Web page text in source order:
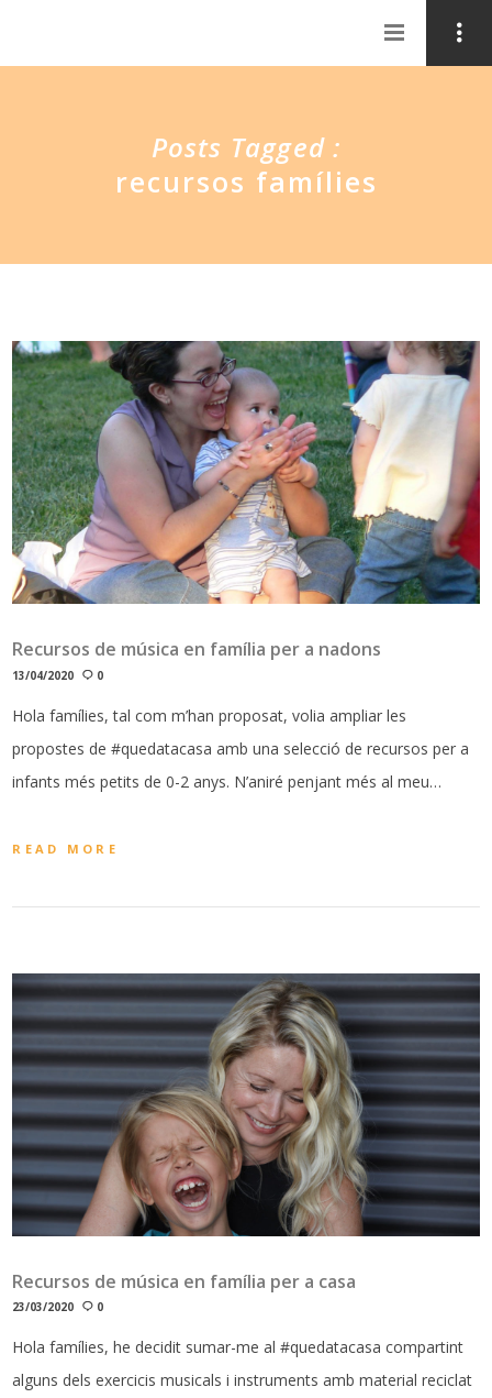
Posts Tagged :
recursos famílies
Recursos de música en família per a nadons
13/04/2020 0
Hola famílies, tal com m’han proposat, volia ampliar les
propostes de #quedatacasa amb una selecció de recursos per a
infants més petits de 0-2 anys. N’aniré penjant més al meu…
READ MORE
Recursos de música en família per a casa
23/03/2020 0
Hola famílies, he decidit sumar-me al #quedatacasa compartint
alguns dels exercicis musicals i instruments amb material reciclat